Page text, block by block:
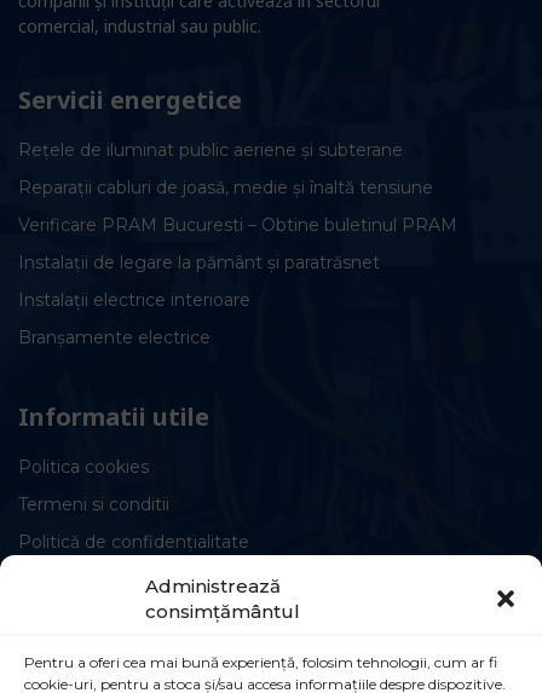
Administrează
consimțământul
Pentru a oferi cea mai bună experiență, folosim tehnologii, cum ar fi
cookie-uri, pentru a stoca și/sau accesa informațiile despre dispozitive.
comercial, industrial sau public.
Servicii energetice
Rețele de iluminat public aeriene și subterane
Reparații cabluri de joasă, medie și înaltă tensiune
Verificare PRAM Bucuresti – Obtine buletinul PRAM
Instalații de legare la pământ și paratrăsnet
Instalații electrice interioare
Branșamente electrice
Informatii utile
Politica cookies
Termeni si conditii
Politică de confidențialitate